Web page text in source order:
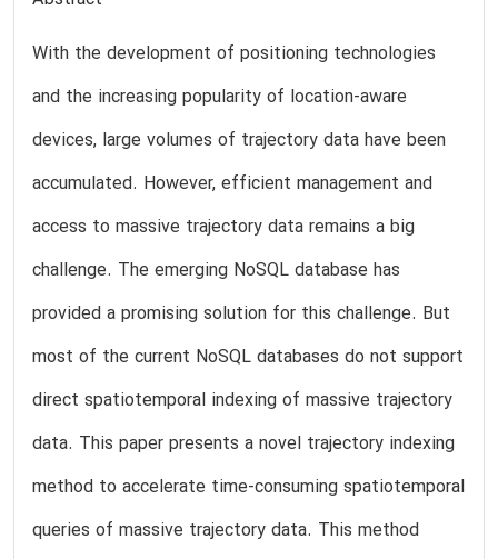
With the development of positioning technologies
and the increasing popularity of location-aware
devices, large volumes of trajectory data have been
accumulated. However, efficient management and
access to massive trajectory data remains a big
challenge. The emerging NoSQL database has
provided a promising solution for this challenge. But
most of the current NoSQL databases do not support
direct spatiotemporal indexing of massive trajectory
data. This paper presents a novel trajectory indexing
method to accelerate time-consuming spatiotemporal
queries of massive trajectory data. This method